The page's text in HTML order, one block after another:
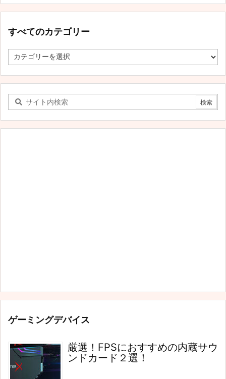
すべてのカテゴリー
べ
の
ゴ
リ
ー
ゲーミングデバイス
厳選！FPSにおすすめの内蔵サウ
ンドカード２選！